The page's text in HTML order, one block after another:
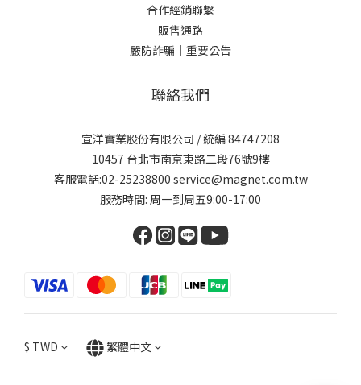
合作經銷聯繫
販售通路
嚴防詐騙｜重要公告
聯絡我們
宣洋實業股份有限公司 / 統編 84747208
10457 台北市南京東路二段76號9樓
客服電話:02-25238800 service@magnet.com.tw
服務時間: 周一到周五9:00-17:00
$ TWD 繁體中文